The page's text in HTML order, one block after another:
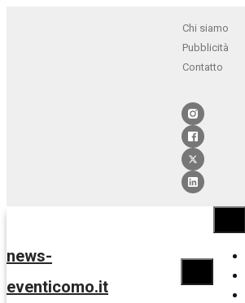
Chi siamo
Pubblicità
Contatto
news-
eventicomo.it